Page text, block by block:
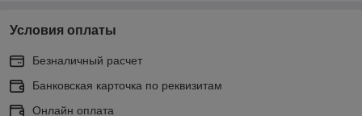
Условия оплаты
Безналичный расчет
Банковская карточка по реквизитам
Онлайн оплата